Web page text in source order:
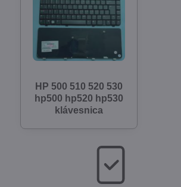
HP 500 510 520 530
hp500 hp520 hp530
klávesnica